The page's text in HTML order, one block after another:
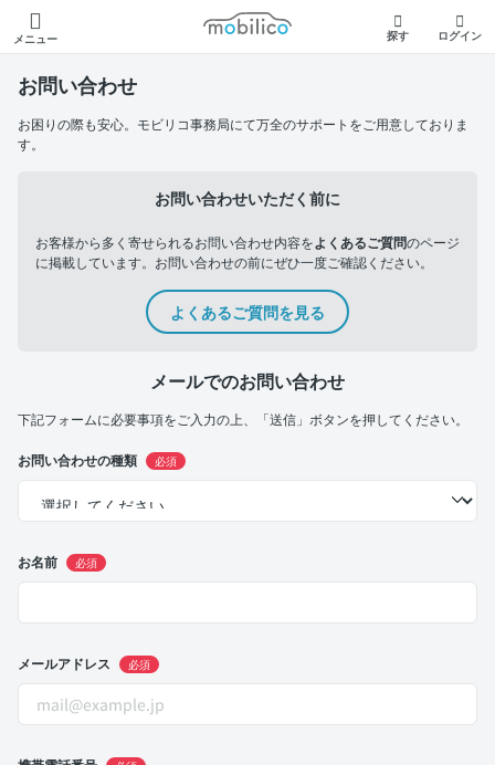
メニュー
モビリコ
探す ログイン
お問い合わせ
お困りの際も安心。モビリコ事務局にて万全のサポートをご用意しておりま
す。
お問い合わせいただく前に
お客様から多く寄せられるお問い合わせ内容をよくあるご質問のページ
に掲載しています。お問い合わせの前にぜひ一度ご確認ください。
よくあるご質問を見る
メールでのお問い合わせ
下記フォームに必要事項をご入力の上、「送信」ボタンを押してください。
お問い合わせの種類 必須
お名前 必須
メールアドレス 必須